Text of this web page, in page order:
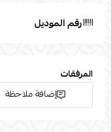
هذه الكنبة الفاخرة
مواصفات كنبة :
العلامة التجارية: Modern Touch
الطول (سم): 250
رقم الموديل
المرفقات
إضافة ملاحظة